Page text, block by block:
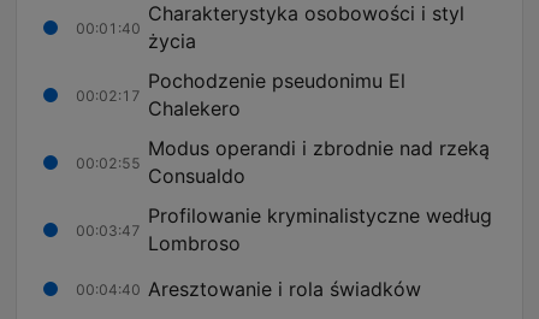
00:01:40
Charakterystyka osobowości i styl
życia
00:02:17
Pochodzenie pseudonimu El
Chalekero
00:02:55
Modus operandi i zbrodnie nad rzeką
Consualdo
00:03:47
Profilowanie kryminalistyczne według
Lombroso
00:04:40 Aresztowanie i rola świadków